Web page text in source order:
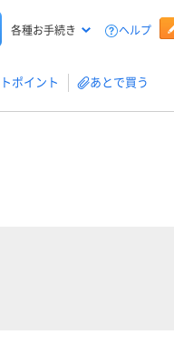
各種お手続き ヘルプ
ポイント あとで買う